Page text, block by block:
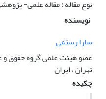
نوع مقاله : مقاله علمی-
نویسنده
سارا رستمی
عضو هیئت علمی گروه حقوق و
تهران ، ایران
چکیده